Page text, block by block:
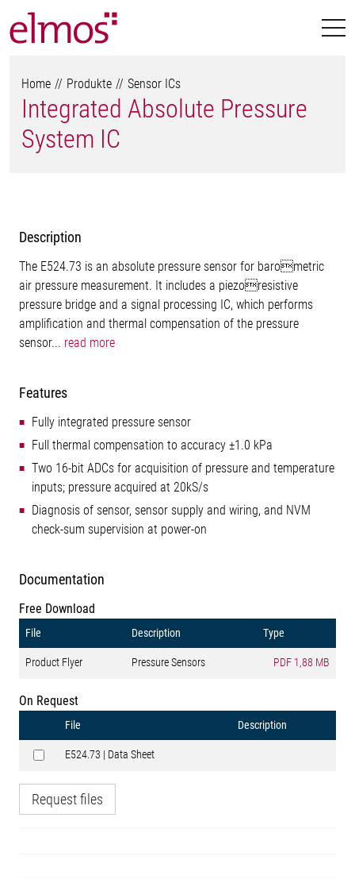
Home Produkte Sensor ICs
Integrated Absolute Pressure
System IC
Description
The E524.73 is an absolute pressure sensor for barometric
air pressure measurement. It includes a piezoresistive
pressure bridge and a signal processing IC, which performs
amplification and thermal compensation of the pressure
sensor... read more
Features
Fully integrated pressure sensor
Full thermal compensation to accuracy ±1.0 kPa
Two 16-bit ADCs for acquisition of pressure and temperature
inputs; pressure acquired at 20kS/s
Diagnosis of sensor, sensor supply and wiring, and NVM
check-sum supervision at power-on
Documentation
Free Download
File Description Type
Product Flyer Pressure Sensors PDF 1,88 MB
On Request
File Description
E524.73 | Data Sheet
Request files